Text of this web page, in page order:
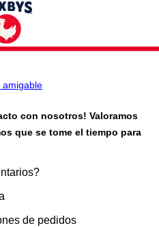
amigable
con nosotros! Valoramos
que se tome el tiempo para
de pedidos